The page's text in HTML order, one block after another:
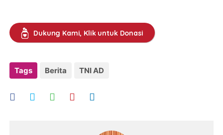
Dukung Kami, Klik untuk Donasi
Tags Berita TNI AD